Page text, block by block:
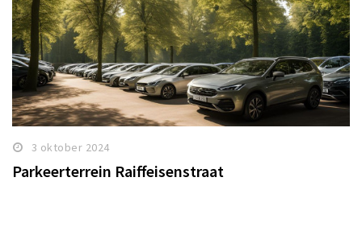
3 oktober 2024
Parkeerterrein Raiffeisenstraat